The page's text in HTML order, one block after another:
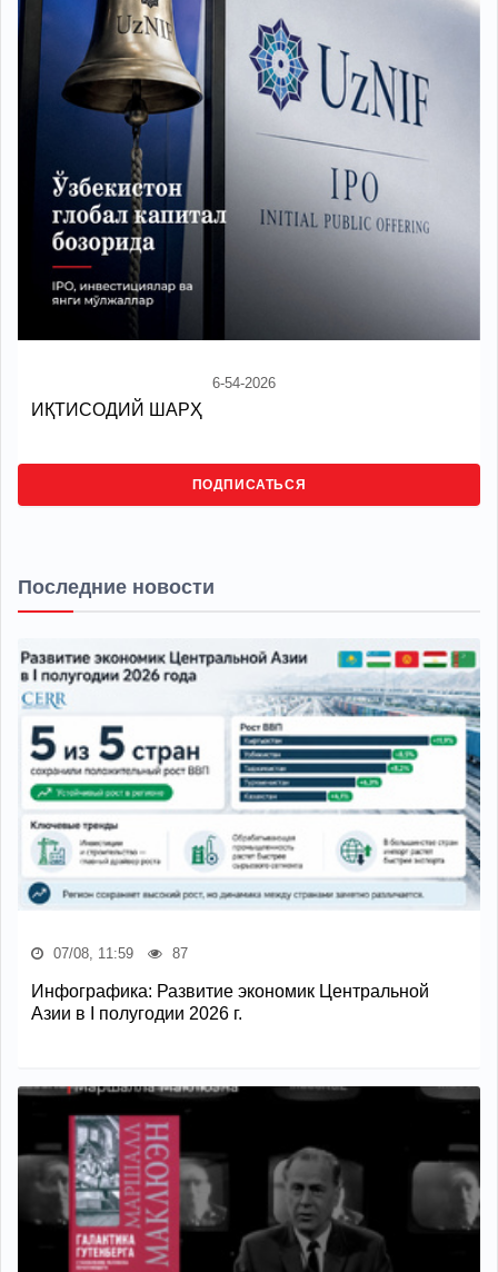
6-54-2026
ИҚТИСОДИЙ ШАРҲ
ПОДПИСАТЬСЯ
Последние новости
07/08, 11:59 87
Инфографика: Развитие экономик Центральной
Азии в I полугодии 2026 г.